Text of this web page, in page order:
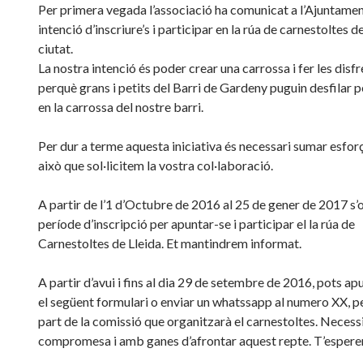
Per primera vegada l’associació ha comunicat a
intenció d’inscriure’s i participar en la rúa de carnestoltes
ciutat.
La nostra intenció és poder crear una carrossa i fer les
perquè grans i petits del Barri de Gardeny puguin desfilar
en la carrossa del nostre barri.
Per dur a terme aquesta iniciativa és necessari sumar
això que sol·licitem la vostra col·laboració.
A partir de l’1 d’Octubre de 2016 al 25 de gener de 2017
període d’inscripció per apuntar-se i participar el la rúa de
Carnestoltes de Lleida. Et mantindrem informat.
A partir d’avui i fins al dia 29 de setembre de 2016, pots
el següent formulari o enviar un whatssapp al numero XX,
part de la comissió que organitzarà el carnestoltes.
compromesa i amb ganes d’afrontar aquest repte.